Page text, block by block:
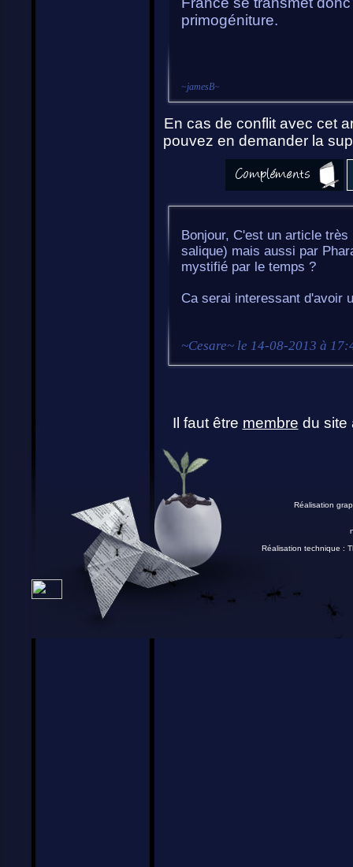
primogéniture.
~jamesB~
En cas de conflit avec cet
pouvez en demander la
Bonjour, C'est un article
salique) mais aussi par
mystifié par le temps ?
Ca serai interessant d'avoir
~Cesare~ le 14-08-2013 à
Il faut être membre du site
Réalisation
Réalisation technique :